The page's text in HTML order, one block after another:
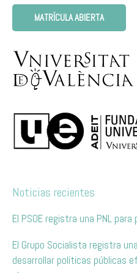
MATRÍCULA ABIERTA
Noticias recientes
El PSOE registra una PNL
El Grupo Socialista registra
desarrollar políticas públicas